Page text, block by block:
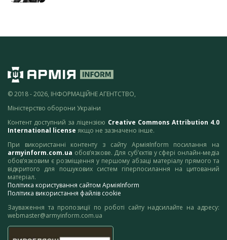
© 2018 - 2026, ІНФОРМАЦІЙНЕ АГЕНТСТВО,
Міністерство оборони України
Контент доступний за ліцензією Creative Commons Attribution 4.0
International license якщо не зазначено інше.
При використанні контенту з сайту АрміяInform посилання на
armyinform.com.ua обов’язкове. Для суб’єктів у сфері онлайн-медіа
обов’язковим є розміщення у першому абзаці матеріалу прямого та
відкритого для пошукових систем гіперпосилання на цитований
матеріал.
Політика користування сайтом АрміяInform
Політика використання файлів cookie
Зауваження та пропозиції по роботі сайту надсилайте на адресу:
webmaster@armyinform.com.ua